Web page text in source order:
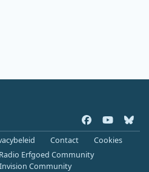
a
c
e
o
u
b
l
u
Contact
Cookies
Erfgoed Community
Invision Community